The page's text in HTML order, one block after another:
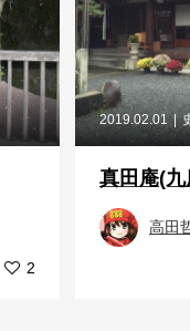
2
2019.02.01
真田庵(九
高田